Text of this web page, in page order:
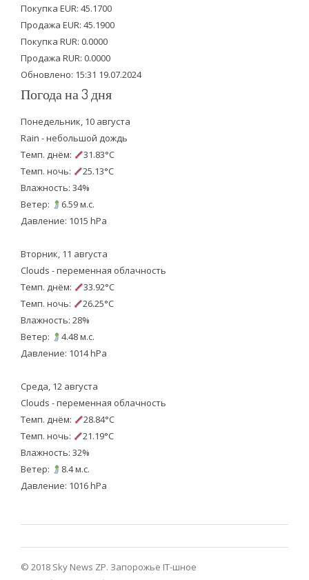
e
r
o
o
k
b
e
Покупка EUR: 45.1700
Продажа EUR: 45.1900
Покупка RUR: 0.0000
Продажа RUR: 0.0000
Обновлено: 15:31 19.07.2024
Погода на 3 дня
Понедельник, 10 августа
Rain - небольшой дождь
Темп. днём:
31.83°C
Темп. ночь:
25.13°C
Влажность: 34%
Ветер:
6.59 м.с.
Давление: 1015 hPa
Вторник, 11 августа
Clouds - переменная облачность
Темп. днём:
33.92°C
Темп. ночь:
26.25°C
Влажность: 28%
Ветер:
4.48 м.с.
Давление: 1014 hPa
Среда, 12 августа
Clouds - переменная облачность
Темп. днём:
28.84°C
Темп. ночь:
21.19°C
Влажность: 32%
Ветер:
8.4 м.с.
Давление: 1016 hPa
© 2018 Sky News ZP. Запорожье IT-шное